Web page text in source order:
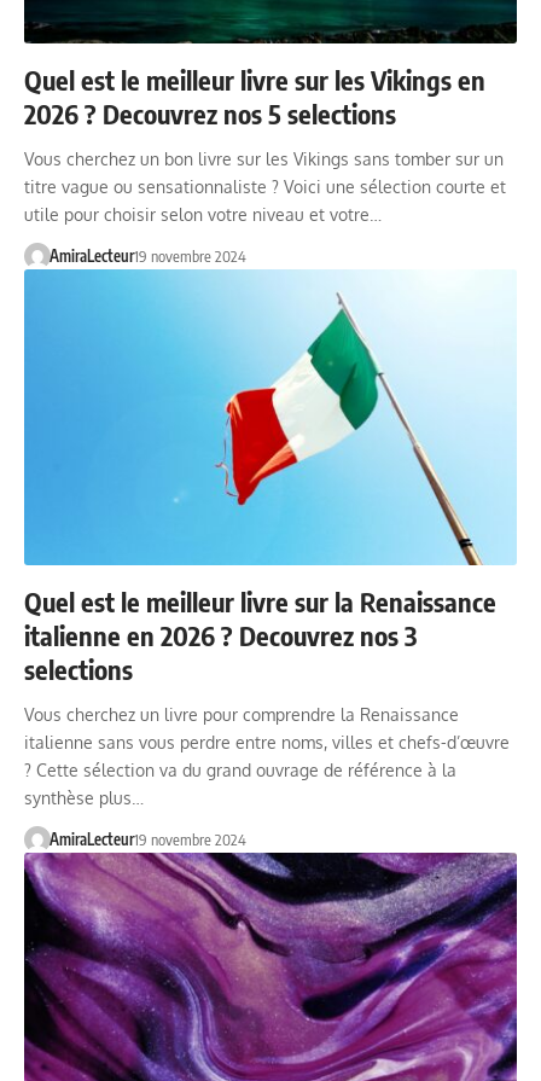
Quel est le meilleur livre sur les Vikings en
2026 ? Decouvrez nos 5 selections
Vous cherchez un bon livre sur les Vikings sans tomber sur un
titre vague ou sensationnaliste ? Voici une sélection courte et
utile pour choisir selon votre niveau et votre…
AmiraLecteur19 novembre 2024
Quel est le meilleur livre sur la Renaissance
italienne en 2026 ? Decouvrez nos 3
selections
Vous cherchez un livre pour comprendre la Renaissance
italienne sans vous perdre entre noms, villes et chefs-d’œuvre
? Cette sélection va du grand ouvrage de référence à la
synthèse plus…
AmiraLecteur19 novembre 2024